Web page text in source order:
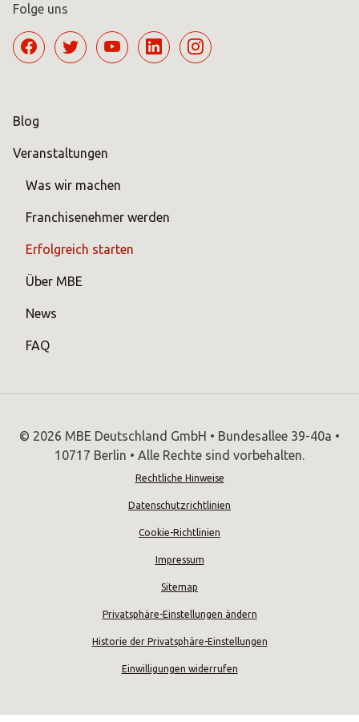
Folge uns
Blog
Veranstaltungen
Was wir machen
Franchisenehmer werden
Erfolgreich starten
Über MBE
News
FAQ
© 2026 MBE Deutschland GmbH • Bundesallee 39-40a •
10717 Berlin • Alle Rechte sind vorbehalten.
Rechtliche Hinweise
Datenschutzrichtlinien
Cookie-Richtlinien
Impressum
Sitemap
Privatsphäre-Einstellungen ändern
Historie der Privatsphäre-Einstellungen
Einwilligungen widerrufen